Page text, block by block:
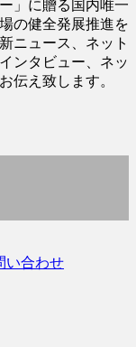
」に贈る国内唯一
の健全発展推進を
ニュース、ネット
ンタビュー、ネッ
伝え致します。
い合わせ